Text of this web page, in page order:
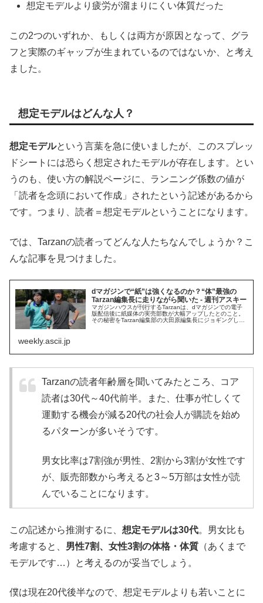
想定モデルより疲労が溜まりにくい体質だった
この2つのいずれか、もしくは両方が原因となって、グラ
フと実際のギャップが生まれているのではないか、と考え
ました。
想定モデルはどんな人？
想定モデルという言葉を急に使いましたが、このスプレッ
ドシートには恐らく想定されたモデルが存在します。とい
うのも、使い方の解説ページに、ランニング係数の値が
「読者を念頭において作成」されたという記述があるから
です。つまり、読者＝想定モデルということになります。
では、Tarzanの読者ってどんな人たちなんでしょうか？こ
んな記事を見つけました。
dマガジンで“紙”は強くなるのか？“体”最強の
Tarzan編集長に走りながら聞いた - 週刊アスキー
マガジンハウスが刊行するTarzanは、dマガジンでの電子
版配信後に紙媒体の実売部数が大幅アップしたとのこと。
その秘密をTarzan編集部の大田原編集長にジョギングしな
weekly.ascii.jp
Tarzanの読者年齢層を聞いてみたところ、コア
読者は30代～40代前半。また、仕事が忙しくて
運動する機会が減る20代の社会人が購読を始め
るパターンが多いそうです。
男女比率は7割強が男性、2割から3割が女性です
が、販売部数から考えると3～5万部は女性が読
んでいることになります。
この記述から推測するに、 想定モデルは30代。男女比も
考慮すると、 男性7割、女性3割の体格・体質 （あくまで
モデルです…）と考えるのが妥当でしょう。
僕は現在20代後半なので、想定モデルよりも若いことに